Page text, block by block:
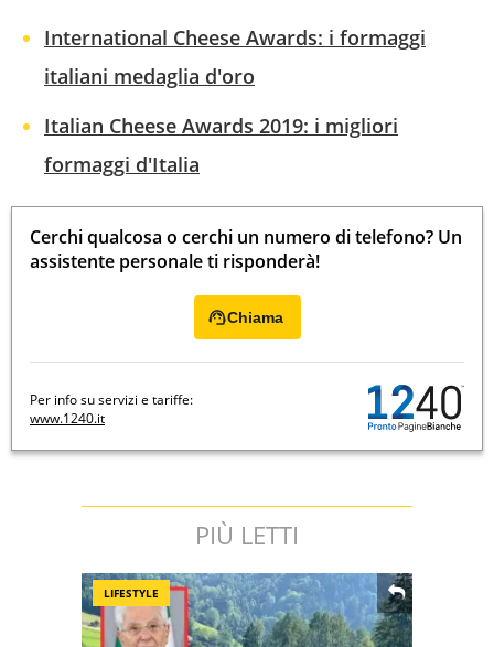
International Cheese Awards: i formaggi
italiani medaglia d'oro
Italian Cheese Awards 2019: i migliori
formaggi d'Italia
Cerchi qualcosa o cerchi un numero di telefono? Un
assistente personale ti risponderà!
Chiama
Per info su servizi e tariffe:
www.1240.it
PIÙ LETTI
LIFESTYLE